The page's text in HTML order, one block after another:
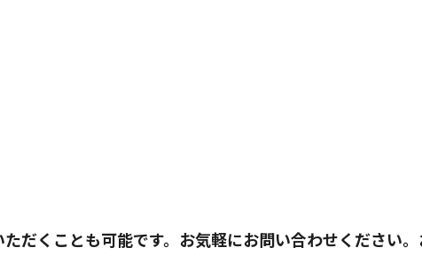
だくことも可能です。お気軽にお問い合わせください